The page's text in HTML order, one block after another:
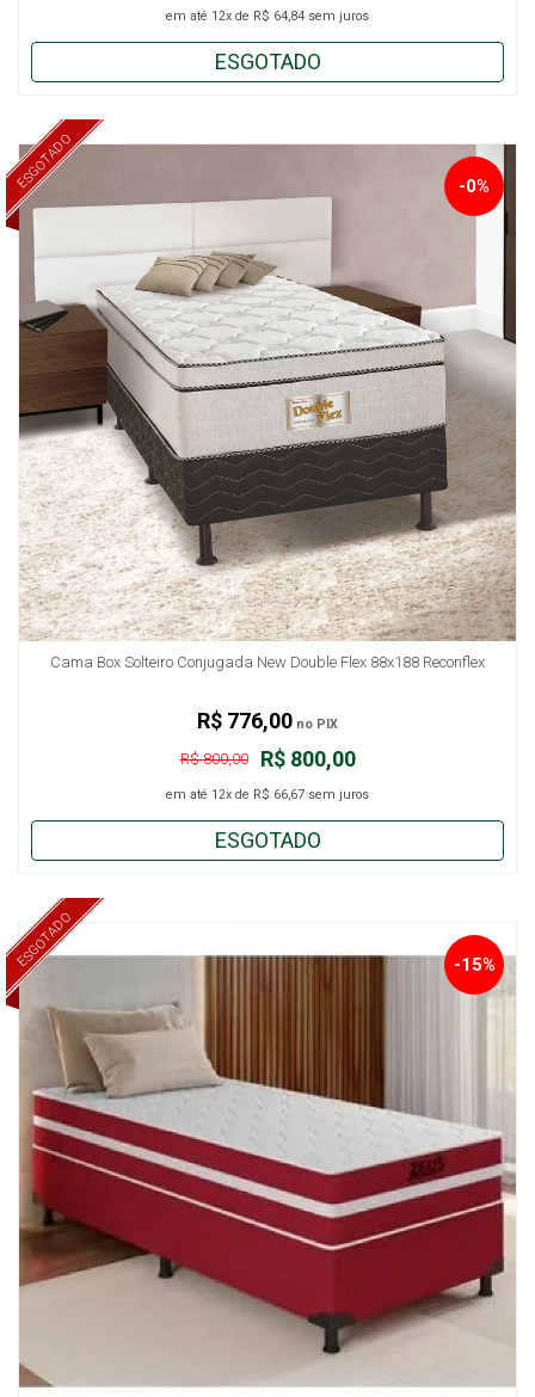
em até 12x de R$ 64,84 sem juros
ESGOTADO
ESGOTADO
Cama Box Solteiro Conjugada New Double Flex 88x188 Reconflex
R$ 800,00
R$ 800,00
-0%
em até 12x de R$ 66,67 sem juros
R$ 776,00 no PIX
ESGOTADO
ESGOTADO -15%